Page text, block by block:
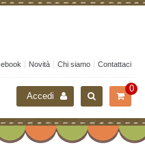
Novità Chi siamo Contattaci
0
Accedi